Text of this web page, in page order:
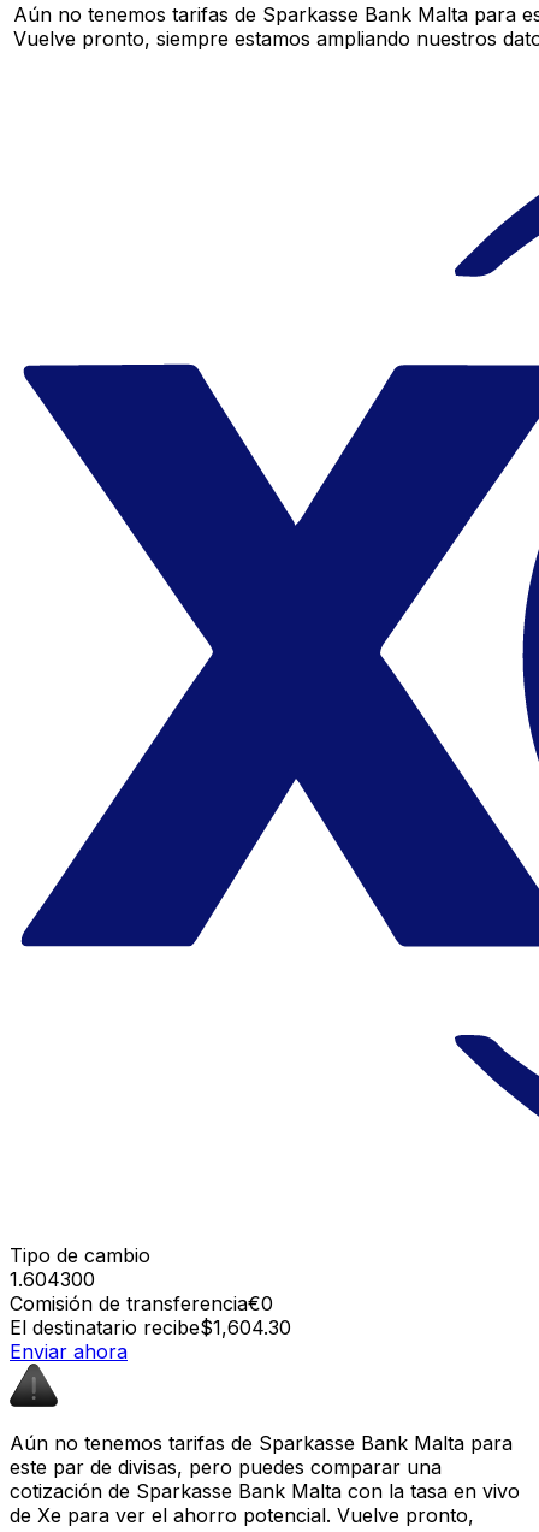
Aún no tenemos tarifas de Sparkasse Bank Malta para
Vuelve pronto, siempre estamos ampliando nuestros
Tipo de cambio
1.604300
Comisión de transferencia€0
El destinatario recibe$1,604.30
Enviar ahora
Aún no tenemos tarifas de Sparkasse Bank Malta para
este par de divisas, pero puedes comparar una
cotización de Sparkasse Bank Malta con la tasa en vivo
de Xe para ver el ahorro potencial. Vuelve pronto,